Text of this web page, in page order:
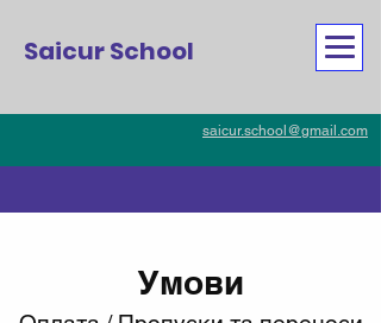
Saicur School
saicur.school@gmail.com
Умови